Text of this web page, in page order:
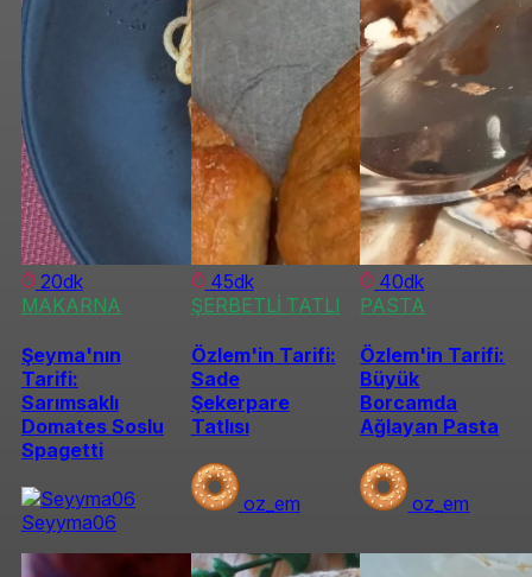
20dk
MAKARNA
Şeyma'nın
Tarifi:
Sarımsaklı
Domates Soslu
Spagetti
Seyyma06
45dk
ŞERBETLİ TATLI
Özlem'in Tarifi:
Sade
Şekerpare
Tatlısı
oz_em
40dk
PASTA
Özlem'in Tarifi:
Büyük
Borcamda
Ağlayan Pasta
oz_em